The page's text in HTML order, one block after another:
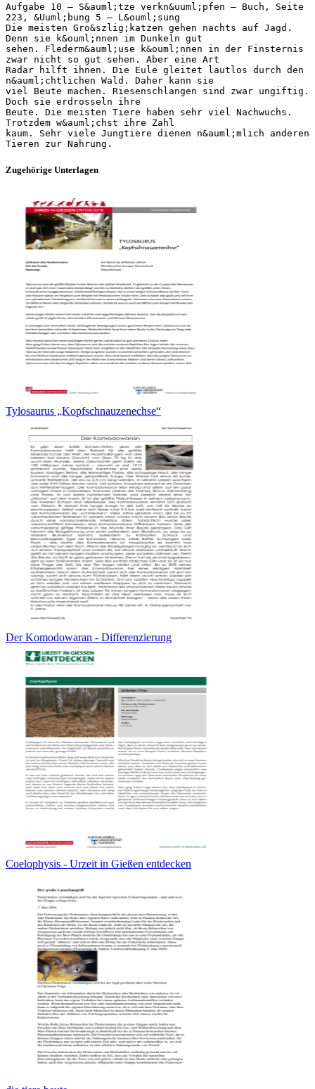
Aufgabe 10 – S&auml;tze verkn&uuml;pfen – Buch, Seite
223, &Uuml;bung 5 – L&ouml;sung
Die meisten Gro&szlig;katzen gehen nachts auf Jagd.
Denn sie k&ouml;nnen im Dunkeln gut
sehen. Flederm&auml;use k&ouml;nnen in der Finsternis
zwar nicht so gut sehen. Aber eine Art
Radar hilft ihnen. Die Eule gleitet lautlos durch den
n&auml;chtlichen Wald. Daher kann sie
viel Beute machen. Riesenschlangen sind zwar ungiftig.
Doch sie erdrosseln ihre
Beute. Die meisten Tiere haben sehr viel Nachwuchs.
Trotzdem w&auml;chst ihre Zahl
kaum. Sehr viele Jungtiere dienen n&auml;mlich anderen
Zugehörige Unterlagen
Tylosaurus „Kopfschnauzenechse“
Der Komodowaran - Differenzierung
Coelophysis - Urzeit in Gießen entdecken